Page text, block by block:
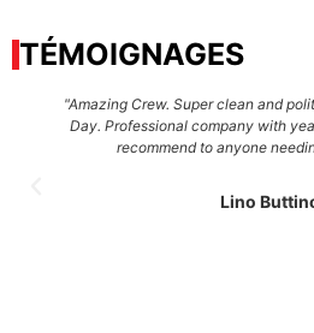
TÉMOIGNAGES
"Amazing Crew. Super clean and
Day. Professional company with
recommend to anyone
Lino